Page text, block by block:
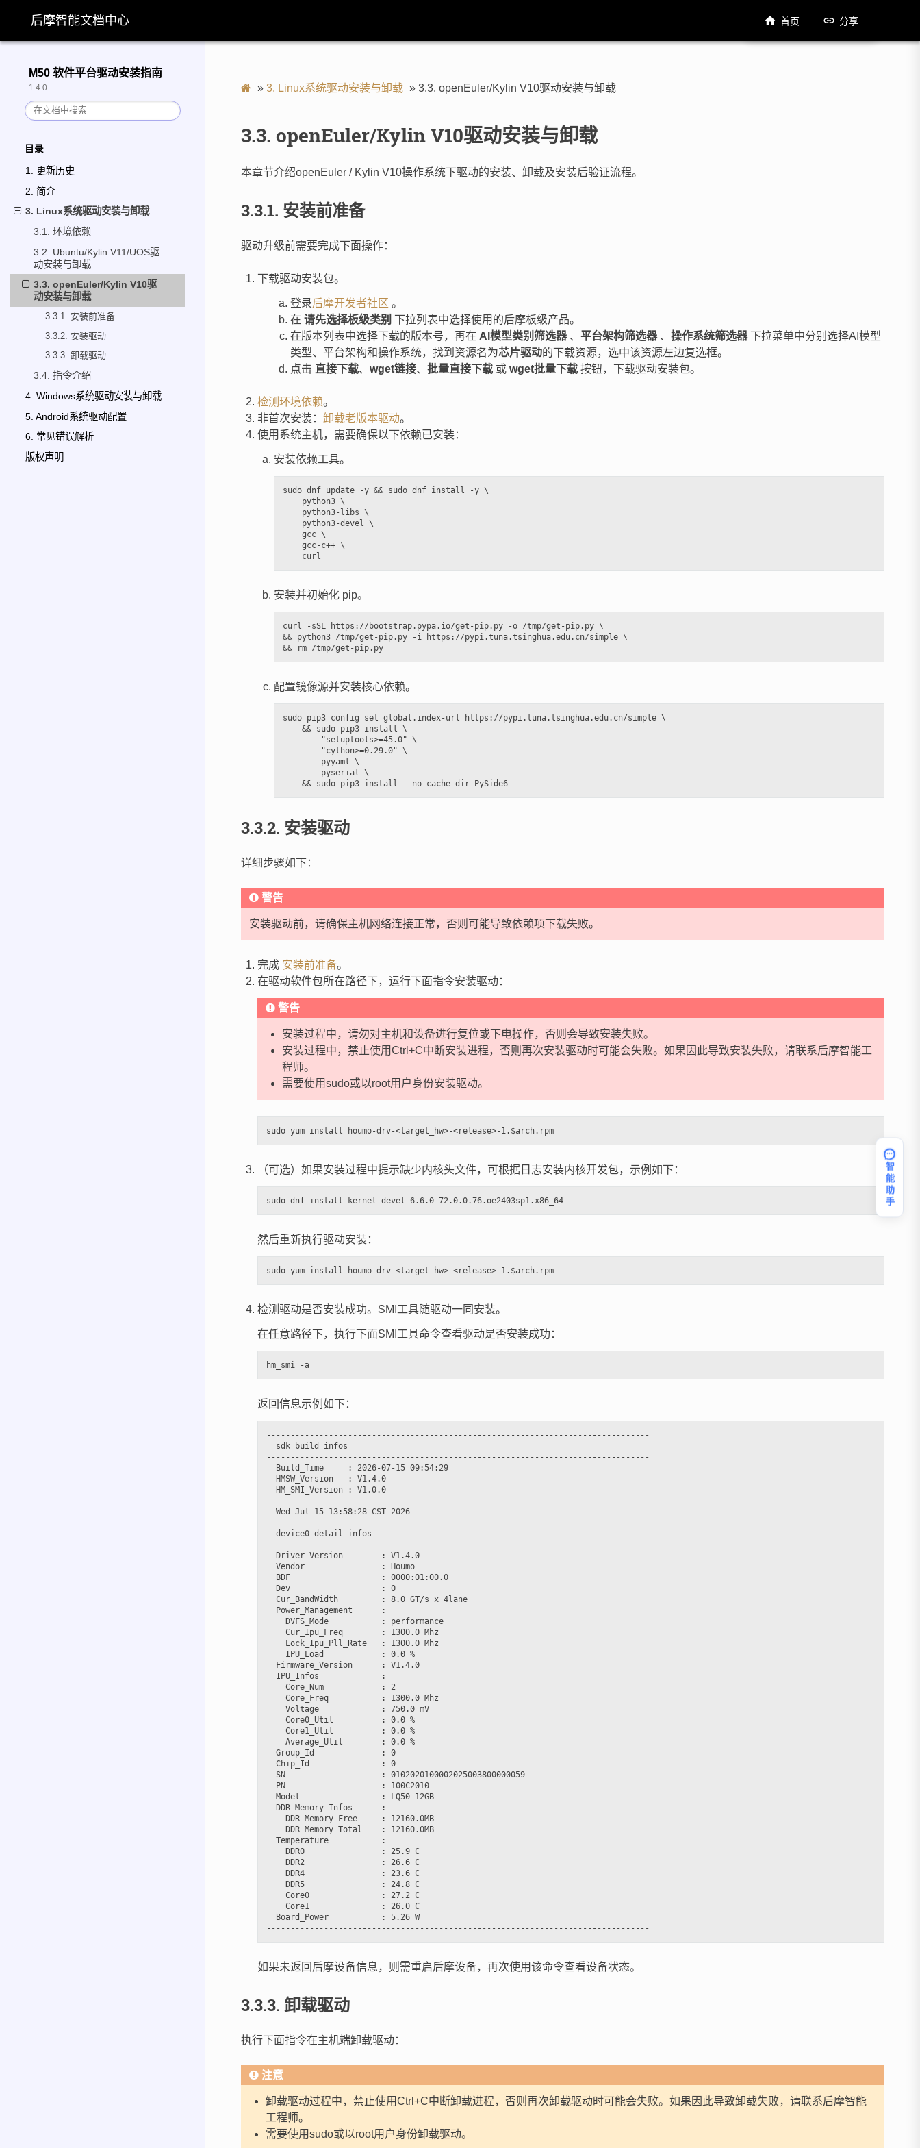
M50 软件平台驱动安装指南
1.4.0
目录
1. 更新历史
2. 简介
3. Linux系统驱动安装与卸载
3.1. 环境依赖
3.2. Ubuntu/Kylin V11/UOS驱
动安装与卸载
3.3. openEuler/Kylin V10驱
动安装与卸载
3.3.1. 安装前准备
3.3.2. 安装驱动
3.3.3. 卸载驱动
3.4. 指令介绍
4. Windows系统驱动安装与卸载
5. Android系统驱动配置
6. 常见错误解析
版权声明
» 3. Linux系统驱动安装与卸载 » 3.3. openEuler/Kylin V10驱动安装与卸载
3.3. openEuler/Kylin V10驱动安装与卸载
本章节介绍openEuler / Kylin V10操作系统下驱动的安装、卸载及安装后验证流程。
3.3.1. 安装前准备
驱动升级前需要完成下面操作：
下载驱动安装包。
登录后摩开发者社区 。
在 请先选择板级类别 下拉列表中选择使用的后摩板级产品。
在版本列表中选择下载的版本号，再在 AI模型类别筛选器、 平台架构筛选器、 操作系统筛选器下拉菜单中分别选择AI模型
类型、平台架构和操作系统，找到资源名为芯片驱动的下载资源，选中该资源左边复选框。
点击 直接下载、 wget链接、 批量直接下载或 wget批量下载按钮，下载驱动安装包。
检测环境依赖。
非首次安装： 卸载老版本驱动。
使用系统主机，需要确保以下依赖已安装：
安装依赖工具。
sudo dnf update -y && sudo dnf install -y \
    python3 \
    python3-libs \
    python3-devel \
    gcc \
    gcc-c++ \
安装并初始化 pip。
curl -sSL https://bootstrap.pypa.io/get-pip.py -o /tmp/get-pip.py \
&& python3 /tmp/get-pip.py -i https://pypi.tuna.tsinghua.edu.cn/simple \
&& rm /tmp/get-pip.py
配置镜像源并安装核心依赖。
sudo pip3 config set global.index-url https://pypi.tuna.tsinghua.edu.cn/simple \
    && sudo pip3 install \
        "setuptools>=45.0" \
        "cython>=0.29.0" \
        pyyaml \
        pyserial \
    && sudo pip3 install --no-cache-dir PySide6
3.3.2. 安装驱动
详细步骤如下：
警告
安装驱动前，请确保主机网络连接正常，否则可能导致依赖项下载失败。
完成 安装前准备。
在驱动软件包所在路径下，运行下面指令安装驱动：
警告
安装过程中，请勿对主机和设备进行复位或下电操作，否则会导致安装失败。
安装过程中，禁止使用Ctrl+C中断安装进程，否则再次安装驱动时可能会失败。如果因此导致安装失败，请联系后摩智能工
程师。
需要使用sudo或以root用户身份安装驱动。
sudo yum install houmo-drv-<target_hw>-<release>-1.$arch.rpm
（可选）如果安装过程中提示缺少内核头文件，可根据日志安装内核开发包，示例如下：
sudo dnf install kernel-devel-6.6.0-72.0.0.76.oe2403sp1.x86_64
然后重新执行驱动安装：
sudo yum install houmo-drv-<target_hw>-<release>-1.$arch.rpm
检测驱动是否安装成功。SMI工具随驱动一同安装。
在任意路径下，执行下面SMI工具命令查看驱动是否安装成功：
hm_smi -a
返回信息示例如下：
--------------------------------------------------------------------------------
  sdk build infos
--------------------------------------------------------------------------------
  Build_Time     : 2026-07-15 09:54:29
  HMSW_Version   : V1.4.0
  HM_SMI_Version : V1.0.0
--------------------------------------------------------------------------------
  Wed Jul 15 13:58:28 CST 2026
--------------------------------------------------------------------------------
  device0 detail infos
--------------------------------------------------------------------------------
  Driver_Version        : V1.4.0
  Vendor                : Houmo
  BDF                   : 0000:01:00.0
  Dev                   : 0
  Cur_BandWidth         : 8.0 GT/s x 4lane
  Power_Management      :
    DVFS_Mode           : performance
    Cur_Ipu_Freq        : 1300.0 Mhz
    Lock_Ipu_Pll_Rate   : 1300.0 Mhz
    IPU_Load            : 0.0 %
  Firmware_Version      : V1.4.0
  IPU_Infos             :
    Core_Num            : 2
    Core_Freq           : 1300.0 Mhz
    Voltage             : 750.0 mV
    Core0_Util          : 0.0 %
    Core1_Util          : 0.0 %
    Average_Util        : 0.0 %
  Group_Id              : 0
  Chip_Id               : 0
  SN                    : 0102020100002025003800000059
  PN                    : 100C2010
  Model                 : LQ50-12GB
  DDR_Memory_Infos      :
    DDR_Memory_Free     : 12160.0MB
    DDR_Memory_Total    : 12160.0MB
  Temperature           :
    DDR0                : 25.9 C
    DDR2                : 26.6 C
    DDR4                : 23.6 C
    DDR5                : 24.8 C
    Core0               : 27.2 C
    Core1               : 26.0 C
  Board_Power           : 5.26 W
如果未返回后摩设备信息，则需重启后摩设备，再次使用该命令查看设备状态。
3.3.3. 卸载驱动
执行下面指令在主机端卸载驱动：
注意
卸载驱动过程中，禁止使用Ctrl+C中断卸载进程，否则再次卸载驱动时可能会失败。如果因此导致卸载失败，请联系后摩智能
工程师。
需要使用sudo或以root用户身份卸载驱动。
首页 分享
智能助手